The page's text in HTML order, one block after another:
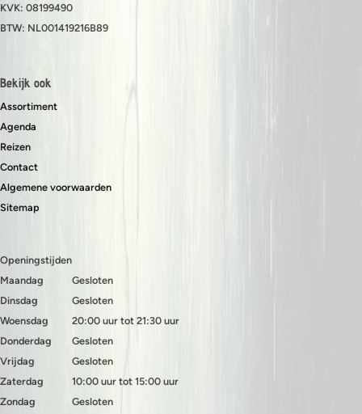
KVK: 08199490
BTW: NL001419216B89
Bekijk ook
Assortiment
Agenda
Reizen
Contact
Algemene voorwaarden
Sitemap
Openingstijden
Maandag
Dinsdag
Woensdag
Donderdag
Vrijdag
Zaterdag
Zondag
Gesloten
Gesloten
20:00 uur tot 21:30 uur
Gesloten
Gesloten
10:00 uur tot 15:00 uur
Gesloten